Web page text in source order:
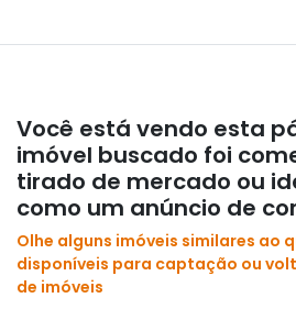
Você está vendo esta
imóvel buscado foi
tirado de mercado ou
como um anúncio de
Olhe alguns imóveis similares ao
disponíveis para captação ou
de imóveis